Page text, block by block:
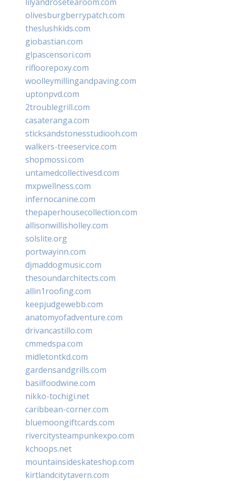
olivesburgberrypatch.com
theslushkids.com
giobastian.com
glpascensori.com
rifloorepoxy.com
woolleymillingandpaving.com
uptonpvd.com
2troublegrill.com
casateranga.com
sticksandstonesstudiooh.com
walkers-treeservice.com
shopmossi.com
untamedcollectivesd.com
mxpwellness.com
infernocanine.com
thepaperhousecollection.com
allisonwillisholley.com
solslite.org
portwayinn.com
djmaddogmusic.com
thesoundarchitects.com
allin1roofing.com
keepjudgewebb.com
anatomyofadventure.com
drivancastillo.com
cmmedspa.com
midletontkd.com
gardensandgrills.com
basilfoodwine.com
nikko-tochigi.net
caribbean-corner.com
bluemoongiftcards.com
rivercitysteampunkexpo.com
kchoops.net
mountainsideskateshop.com
kirtlandcitytavern.com